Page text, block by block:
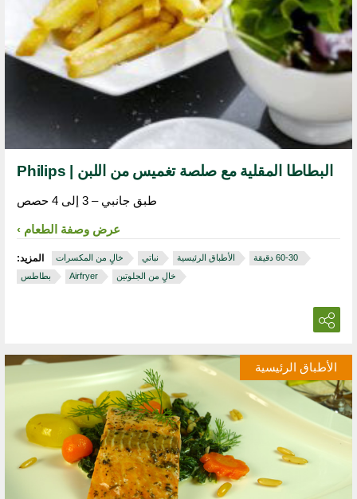
البطاطا المقلية مع صلصة تغميس من اللبن | Philips
طبق جانبي – 3 إلى 4 حصص
عرض وصفة الطعام
المزيد: خالٍ من المكسرات نباتي الأطباق الرئيسية
‏ 30‏-60 دقيقة
بطاطس
Airfryer خالٍ من الجلوتين
الأطباق الرئيسية